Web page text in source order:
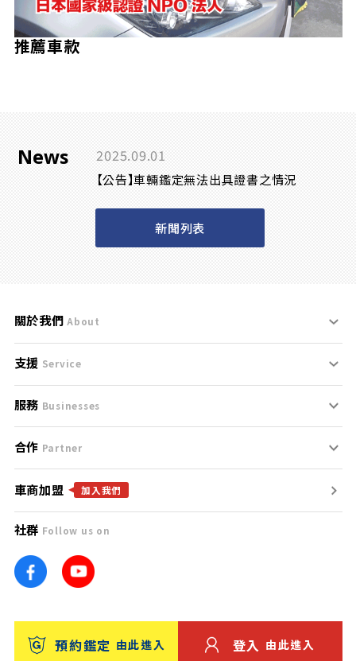
推薦車款
News 2025.09.01
【公告】車輛鑑定無法出具證書之情況
新聞列表
關於我們 About
刊登規範
服務條款
免責聲明
隱私權政策
團隊
車訊網
台灣優良中古車商大獎
支援 Service
支援中心
聯絡我們
服務 Businesses
什麼是Goo鑑定？
找好車
找好店
找海外車
消費者評價
合作 Partner
合作夥伴
廣告合作
車商加盟 加入我們
社群 Follow us on
預約鑑定 由此進入 登入 由此進入